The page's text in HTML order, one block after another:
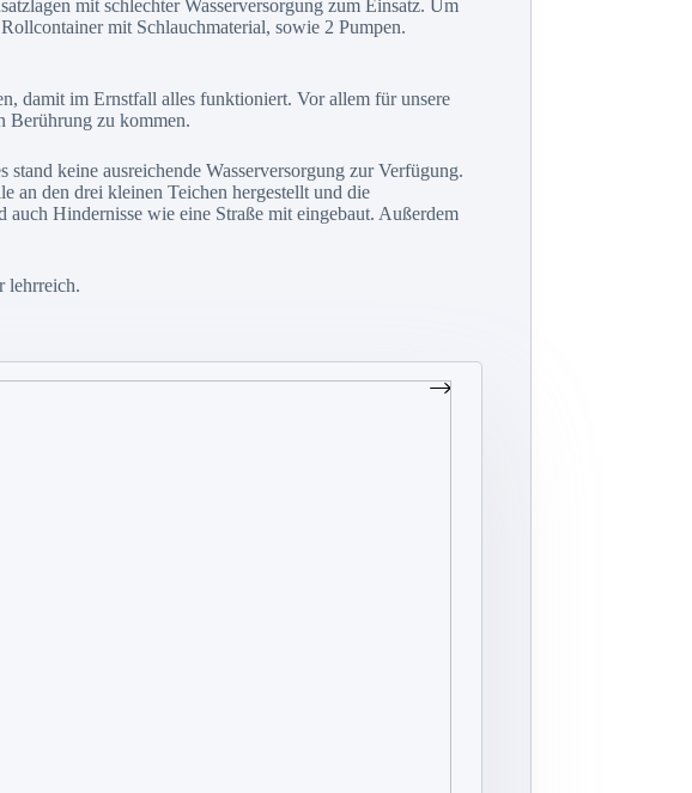
mit schlechter Wasserversorgung zum Einsatz. Um
mit Schlauchmaterial, sowie 2 Pumpen.
damit im Ernstfall alles funktioniert. Vor allem für unsere
Berührung zu kommen.
keine ausreichende Wasserversorgung zur Verfügung.
an den drei kleinen Teichen hergestellt und die
Hindernisse wie eine Straße mit eingebaut. Außerdem
lehrreich.